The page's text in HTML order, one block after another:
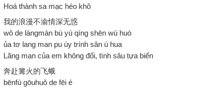
Hoá thành sa mạc héo khô
我的浪漫不渝情深无惑
wǒ de làngmàn bù yú qíng shēn wú huò
ủa tơ lang man pu úy trính sân ú hua
Lãng mạn của em không đổi, tình sâu tựa biển
奔赴篝火的飞蛾
bēnfù gōuhuǒ de fēi é